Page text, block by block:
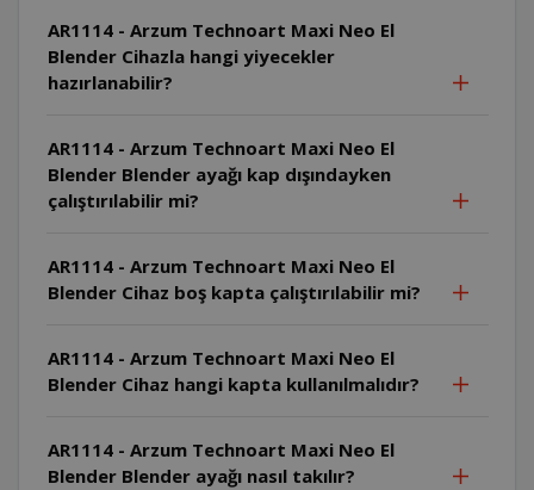
AR1114 - Arzum Technoart Maxi Neo El
Blender Cihazla hangi yiyecekler
hazırlanabilir?
AR1114 - Arzum Technoart Maxi Neo El
Blender Blender ayağı kap dışındayken
çalıştırılabilir mi?
AR1114 - Arzum Technoart Maxi Neo El
Blender Cihaz boş kapta çalıştırılabilir mi?
AR1114 - Arzum Technoart Maxi Neo El
Blender Cihaz hangi kapta kullanılmalıdır?
AR1114 - Arzum Technoart Maxi Neo El
Blender Blender ayağı nasıl takılır?